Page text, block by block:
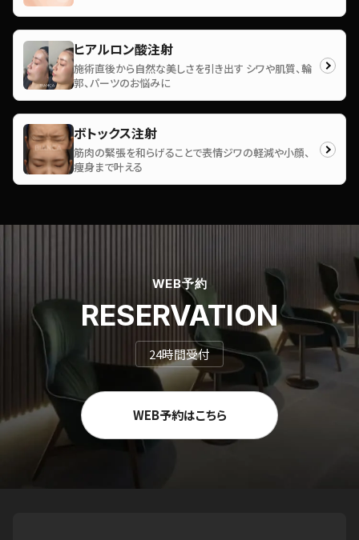
ヒアルロン酸注射
施術直後から自然な美しさを引き出す シワや肌質、輪
郭、パーツのお悩みに
ボトックス注射
筋肉の緊張を和らげることで表情ジワの軽減や小顔、
痩身まで叶える
WEB予約
RESERVATION
24時間受付
WEB予約はこちら